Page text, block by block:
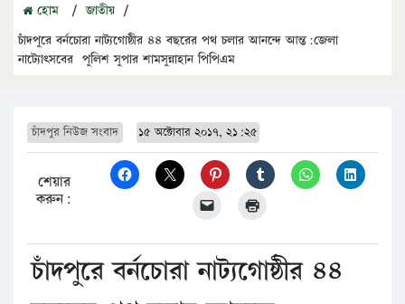
হোম / জাতীয় /
চাঁদপুরে বর্নচোরা নাট্যগোষ্ঠীর ৪৪ বছরের পথ চলার আনন্দে আন্ত:জেলা
নাট্যোৎসবের পুলিশ সুপার শামসুন্নাহান পিপিএম
চাঁদপুর নিউজ সংবাদ ১৫ অক্টোবার ২০১৭, ২১:২৫
শেয়ার
করুন:
চাঁদপুরে বর্নচোরা নাট্যগোষ্ঠীর ৪৪